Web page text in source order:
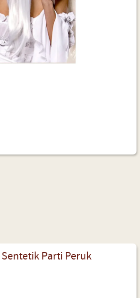
Sentetik Parti Peruk